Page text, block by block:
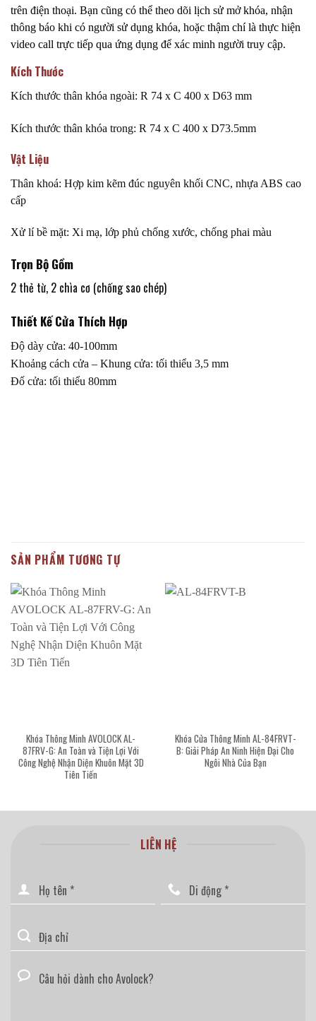
trên điện thoại. Bạn cũng có thể theo dõi lịch sử mở khóa, nhận
thông báo khi có người sử dụng khóa, hoặc thậm chí là thực hiện
video call trực tiếp qua ứng dụng để xác minh người truy cập.
Kích Thước
Kích thước thân khóa ngoài: R 74 x C 400 x D63 mm
Kích thước thân khóa trong: R 74 x C 400 x D73.5mm
Vật Liệu
Thân khoá: Hợp kim kẽm đúc nguyên khối CNC, nhựa ABS cao
cấp
Xử lí bề mặt: Xi mạ, lớp phủ chống xước, chống phai màu
Trọn Bộ Gồm
2 thẻ từ, 2 chìa cơ (chống sao chép)
Thiết Kế Cửa Thích Hợp
Độ dày cửa: 40-100mm
Khoảng cách cửa – Khung cửa: tối thiểu 3,5 mm
Đố cửa: tối thiểu 80mm
SẢN PHẨM TƯƠNG TỰ
Khóa Thông Minh AVOLOCK AL-
87FRV-G: An Toàn và Tiện Lợi Với
Công Nghệ Nhận Diện Khuôn Mặt 3D
Tiên Tiến
Khóa Cửa Thông Minh AL-84FRVT-
B: Giải Pháp An Ninh Hiện Đại Cho
Ngôi Nhà Của Bạn
LIÊN HỆ